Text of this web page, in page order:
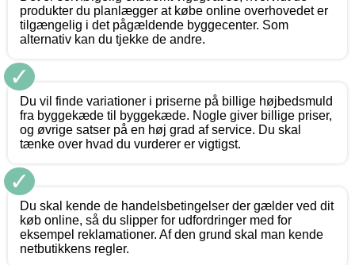
produkter du planlægger at købe online overhovedet er
tilgængelig i det pågældende byggecenter. Som
alternativ kan du tjekke de andre.
✓
Du vil finde variationer i priserne på billige højbedsmuld
fra byggekæde til byggekæde. Nogle giver billige priser,
og øvrige satser på en høj grad af service. Du skal
tænke over hvad du vurderer er vigtigst.
✓
Du skal kende de handelsbetingelser der gælder ved dit
køb online, så du slipper for udfordringer med for
eksempel reklamationer. Af den grund skal man kende
netbutikkens regler.